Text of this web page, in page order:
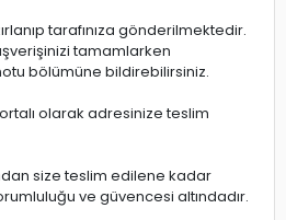
tarafınıza gönderilmektedir.
tamamlarken
bölümüne bildirebilirsiniz.
olarak adresinize teslim
size teslim edilene kadar
ve güvencesi altındadır.